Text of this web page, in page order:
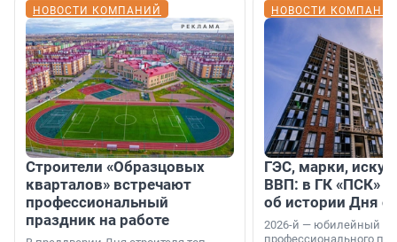
НОВОСТИ КОМПАНИЙ
Строители «Образцовых
кварталов» встречают
профессиональный
праздник на работе
НОВОСТИ
ГЭС, марки,
ВВП: в ГК «ПСК»
об истории Дня
2026-й — юбилейный
профессионального